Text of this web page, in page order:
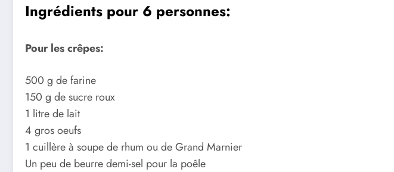
Ingrédients pour 6 personnes:
Pour les crêpes:
500 g de farine
150 g de sucre roux
1 litre de lait
4 gros oeufs
1 cuillère à soupe de rhum ou de Grand Marnier
Un peu de beurre demi-sel pour la poêle